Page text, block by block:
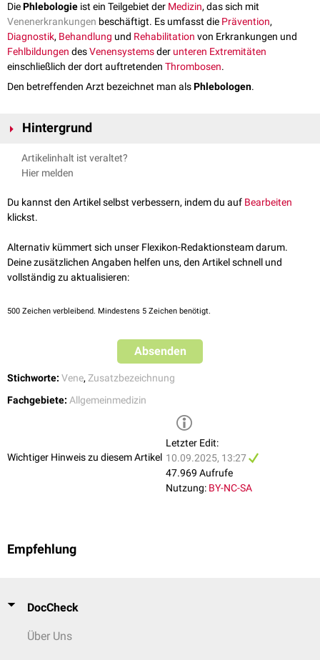
DiePhlebologie ist ein Teilgebiet der Medizin, das sich mit
Venenerkrankungen beschäftigt. Es umfasst die Prävention,
Diagnostik, Behandlung und Rehabilitation von Erkrankungen und
Fehlbildungen desVenensystemsder unteren Extremitäten
einschließlich der dort auftretenden Thrombosen.
Den betreffenden Arzt bezeichnet man alsPhlebologen.
Hintergrund
Phlebologie ist eine ärztliche
Weiterbildung erworben werden kann. Phlebologen sind in der Regel
Innere Medizin
. Voraussetzung ist eine mindestens 2jährige klinische
Tätigkeit. Die speziellen phlebologischen Inhalte werden im Rahmen einer
Weiterbildungsstätte
vermittelt. Sie umfassen die:
selbständige Durchführung und Befundung von Untersuchungen mit
derPhotoplethysmographie
selbständige Durchführung der Sklerosierungstherapie
selbständige Durchführung, Behandlung und Nachbehandlung von
thrombotischen Erkrankungen der Venen, der unteren Extremitäten
ausschließlich aktiv wiedereröffnender Verfahren
Kompressionsdauerverbänden
und apparativen intermittierenden Kompressionsbehandlungen
selbständige Durchführung von operativen Eingriffen am
Venensystem der unteren Extremitäten, z.B.Phlebextraktion
Miniphlebochirurgieund Varikotomie
Artikelinhalt ist veraltet?
Hier melden
Du kannst den Artikel selbst verbessern, indem du auf Bearbeiten
klickst.
Alternativ kümmert sich unser Flexikon-Redaktionsteam darum.
Deine zusätzlichen Angaben helfen uns, den Artikel schnell und
vollständig zu aktualisieren:
500 Zeichen verbleibend. Mindestens 5 Zeichen benötigt.
Absenden
Stichworte: Vene, Zusatzbezeichnung
Fachgebiete: Allgemeinmedizin
Wichtiger Hinweis zu diesem Artikel
Letzter Edit:
10.09.2025, 13:27
47.969 Aufrufe
Nutzung: BY-NC-SA
Empfehlung
DocCheck
Über Uns